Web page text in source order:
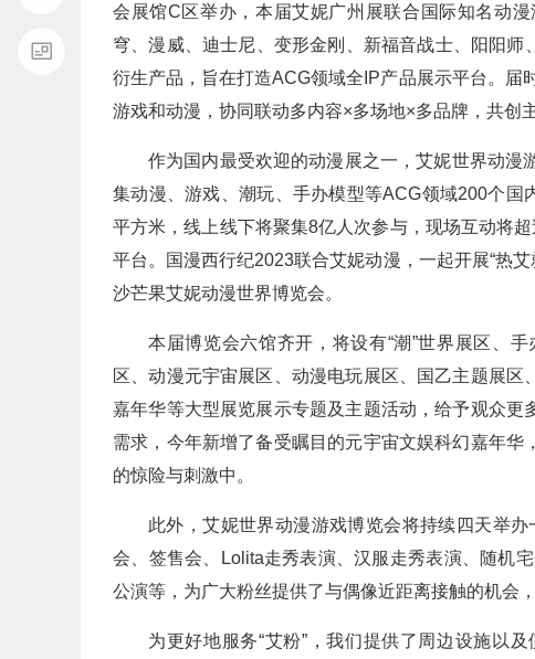
会展馆C区举办，本届艾妮广州展联合国际知名动
穹、漫威、迪士尼、变形金刚、新福音战士、阳阳
衍生产品，旨在打造ACG领域全IP产品展示平台。届
游戏和动漫，协同联动多内容×多场地×多品牌，共创
作为国内最受欢迎的动漫展之一，艾妮世界动漫
集动漫、游戏、潮玩、手办模型等ACG领域200个
平方米，线上线下将聚集8亿人次参与，现场互动将
平台。国漫西行纪2023联合艾妮动漫，一起开展“热
沙芒果艾妮动漫世界博览会。
本届博览会六馆齐开，将设有“潮”世界展区、
区、动漫元宇宙展区、动漫电玩展区、国乙主题展
嘉年华等大型展览展示专题及主题活动，给予观众
需求，今年新增了备受瞩目的元宇宙文娱科幻嘉年
的惊险与刺激中。
此外，艾妮世界动漫游戏博览会将持续四天举
会、签售会、Lolita走秀表演、汉服走秀表演、随机
公演等，为广大粉丝提供了与偶像近距离接触的机会，
为更好地服务“艾粉”，我们提供了周边设施以